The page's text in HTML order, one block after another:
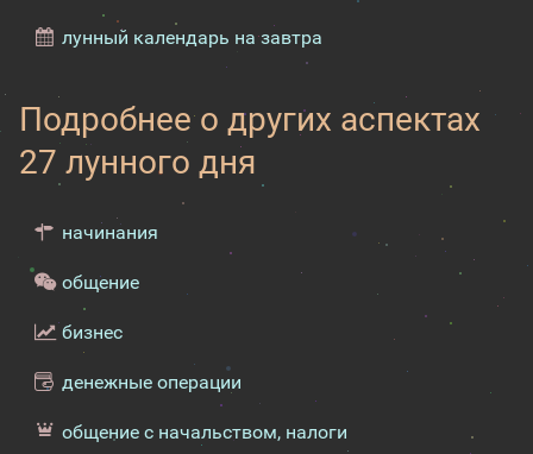
лунный календарь на завтра
Подробнее о других аспектах
27 лунного дня
начинания
общение
бизнес
денежные операции
общение с начальством, налоги